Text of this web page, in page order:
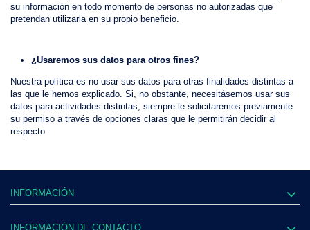
su información en todo momento de personas no autorizadas que
pretendan utilizarla en su propio beneficio.
¿Usaremos sus datos para otros fines?
Nuestra política es no usar sus datos para otras finalidades distintas a
las que le hemos explicado. Si, no obstante, necesitásemos usar sus
datos para actividades distintas, siempre le solicitaremos previamente
su permiso a través de opciones claras que le permitirán decidir al
respecto
INFORMACIÓN
INFORMACIÓN DE CONTACTO